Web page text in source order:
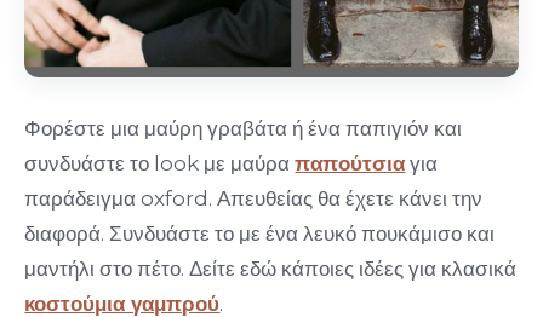
Φορέστε μια μαύρη γραβάτα ή ένα παπιγιόν και
συνδυάστε το look με μαύραπαπούτσια για
παράδειγμα oxford. Απευθείας θα έχετε κάνει την
διαφορά. Συνδυάστε το με ένα λευκό πουκάμισο και
μαντήλι στο πέτο. Δείτε εδώ κάποιες ιδέες για κλασικά
κοστούμια γαμπρού.